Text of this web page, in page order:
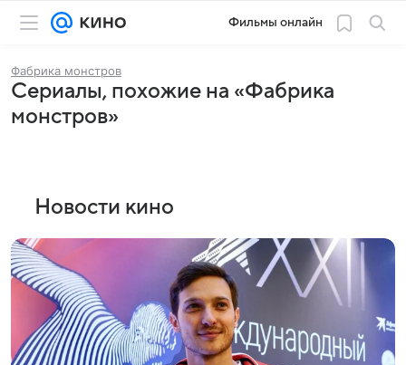
Фильмы онлайн
Фабрика монстров
Сериалы, похожие на «Фабрика
монстров»
Новости кино